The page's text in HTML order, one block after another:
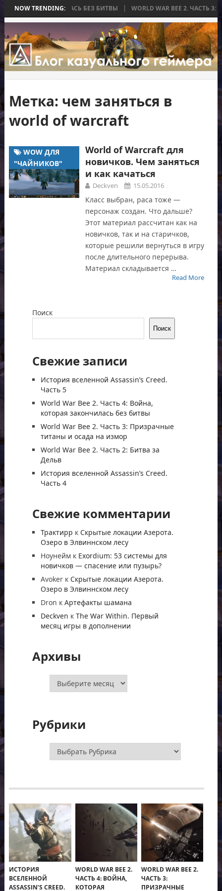
NOW TRENDING:
КОТОРАЯ ЗАКОНЧИЛАСЬ БЕЗ БИТВЫ WORLD WAR BEE 2. ЧАСТЬ
Метка: чем заняться в
world of warcraft
WOW ДЛЯ
"ЧАЙНИКОВ"
World of Warcraft для
новичков. Чем заняться
и как качаться
Deckven 15.05.2016
Класс выбран, раса тоже —
персонаж создан. Что дальше?
Этот материал рассчитан как на
новичков, так и на старичков,
которые решили вернуться в игру
после длительного перерыва.
Материал складывается …
Read More
Поиск
Поиск
Свежие записи
История вселенной Assassin’s Creed.
Часть 5
World War Bee 2. Часть 4: Война,
которая закончилась без битвы
World War Bee 2. Часть 3: Призрачные
титаны и осада на измор
World War Bee 2. Часть 2: Битва за
Дельв
История вселенной Assassin’s Creed.
Часть 4
Свежие комментарии
Трактирр к Скрытые локации Азерота.
Озеро в Элвиннском лесу
Ноунейм к Exordium: 53 системы для
новичков — спасение или пузырь?
Avoker к Скрытые локации Азерота.
Озеро в Элвиннском лесу
Dron кАртефакты шамана
Deckven кThe War Within. Первый
месяц игры в дополнении
Архивы
Архивы
Рубрики
Рубрики
ИСТОРИЯ
ВСЕЛЕННОЙ
ASSASSIN’S CREED.
WORLD WAR BEE 2.
ЧАСТЬ 4: ВОЙНА,
КОТОРАЯ
WORLD WAR BEE 2.
ЧАСТЬ 3:
ПРИЗРАЧНЫЕ